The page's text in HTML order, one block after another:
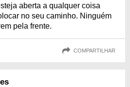
aberta a qualquer coisa
no seu caminho. Ninguém
pela frente.
COMPARTILHAR